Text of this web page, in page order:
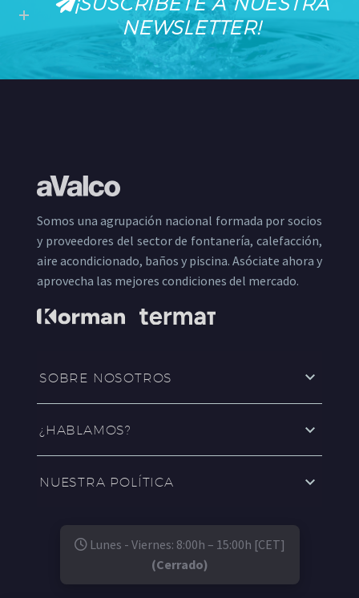
NEWSLETTER!
Somos una agrupación nacional formada por socios
y proveedores del sector de fontanería, calefacción,
aire acondicionado, baños y piscina. Asóciate ahora y
aprovecha las mejores condiciones del mercado.
SOBRE NOSOTROS
¿HABLAMOS?
NUESTRA POLÍTICA
Lunes - Viernes: 8:00h – 15:00h [CET]
(Cerrado)